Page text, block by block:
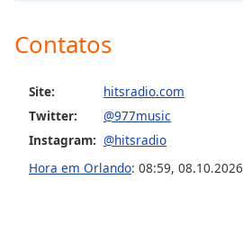
Font
Edge
Style
Contatos
Site:
hitsradio.com
Twitter:
@977music
Instagram: @hitsradio
Hora em Orlando: 08:59, 08.10.2026